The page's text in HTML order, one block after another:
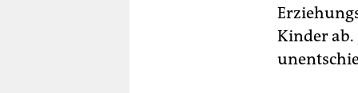
Kinder ab.